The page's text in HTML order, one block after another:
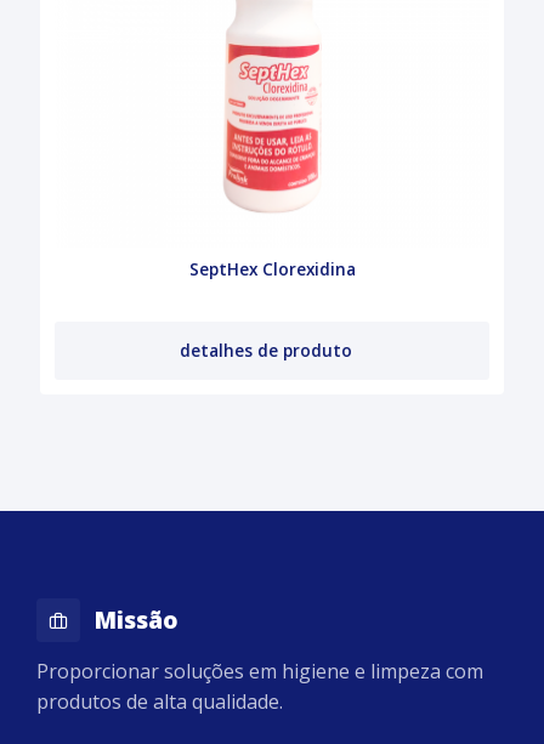
SeptHex Clorexidina
detalhes de produto
Missão
Proporcionar soluções em higiene e limpeza com
produtos de alta qualidade.